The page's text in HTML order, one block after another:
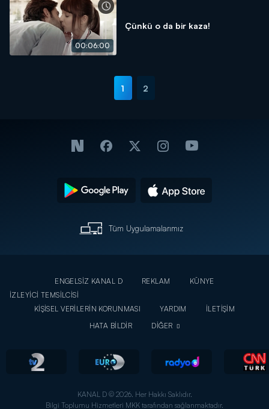
00:06:00
Çünkü o da bir kaza!
1 2
Tüm Uygulamalarımız
ENGELSİZ KANAL D REKLAM
KÜNYE
İZLEYİCİ TEMSİLCİSİ
KİŞİSEL VERİLERİN KORUNMASI
YARDIM
İLETİŞİM
HATA BİLDİR
DİĞER
KANAL D © 2026. Her Hakkı Saklıdır.
Bilgi Toplumu Hizmetleri MKK tarafından sağlanmaktadır.